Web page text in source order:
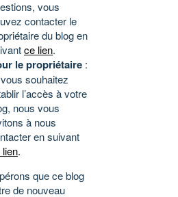
vous
contacter le
du blog en
ce lien.
le propriétaire :
souhaitez
l’accès à votre
nous vous
à nous
en suivant
.
que ce blog
de nouveau